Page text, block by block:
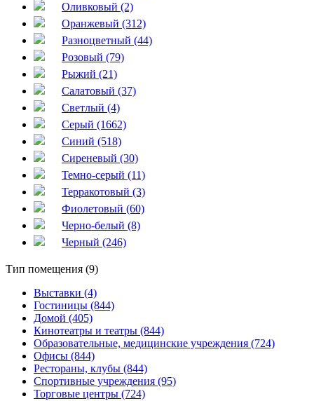
Оливковый (2)
Оранжевый (312)
Разноцветный (44)
Розовый (79)
Рыжий (21)
Салатовый (37)
Светлый (4)
Серый (1662)
Синий (518)
Сиреневый (30)
Темно-серый (11)
Терракотовый (3)
Фиолетовый (60)
Черно-белый (8)
Черный (246)
Тип помещения (9)
Выставки (4)
Гостиницы (844)
Домой (405)
Кинотеатры и театры (844)
Образовательные, медицинские учреждения (724)
Офисы (844)
Рестораны, клубы (844)
Спортивные учреждения (95)
Торговые центры (724)